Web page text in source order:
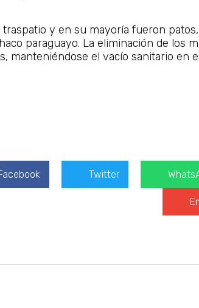
y en su mayoría fueron
paraguayo. La eliminación de los
manteniéndose el vacío sanitario en
Twitter